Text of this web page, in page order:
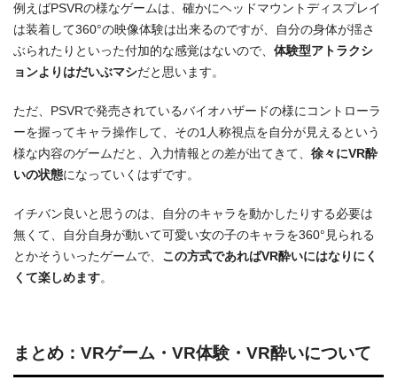
例えばPSVRの様なゲームは、確かにヘッドマウントディスプレイ
は装着して360°の映像体験は出来るのですが、自分の身体が揺さ
ぶられたりといった付加的な感覚はないので、 体験型アトラクシ
ョンよりはだいぶマシだと思います。
ただ、PSVRで発売されているバイオハザードの様にコントローラ
ーを握ってキャラ操作して、その1人称視点を自分が見えるという
様な内容のゲームだと、入力情報との差が出てきて、 徐々にVR酔
いの状態になっていくはずです。
イチバン良いと思うのは、自分のキャラを動かしたりする必要は
無くて、自分自身が動いて可愛い女の子のキャラを360°見られる
とかそういったゲームで、 この方式であればVR酔いにはなりにく
くて楽しめます。
まとめ：VRゲーム・VR体験・VR酔いについて